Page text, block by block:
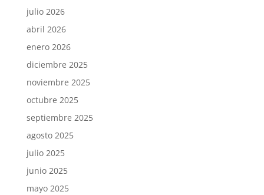
julio 2026
abril 2026
enero 2026
diciembre 2025
noviembre 2025
octubre 2025
septiembre 2025
agosto 2025
julio 2025
junio 2025
mayo 2025